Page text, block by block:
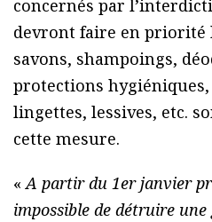
concernés par
devront faire en priorité
savons, shampoings,
protections
lingettes, lessives, etc.
cette mesure.
« A partir du 1er janvier
impossible de détruire